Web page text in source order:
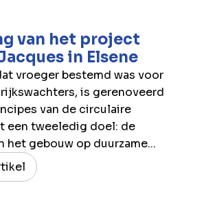
van het project
in Elsene
vroeger bestemd was voor
is gerenoveerd
van de circulaire
een tweeledig doel: de
het gebouw op duurzame...